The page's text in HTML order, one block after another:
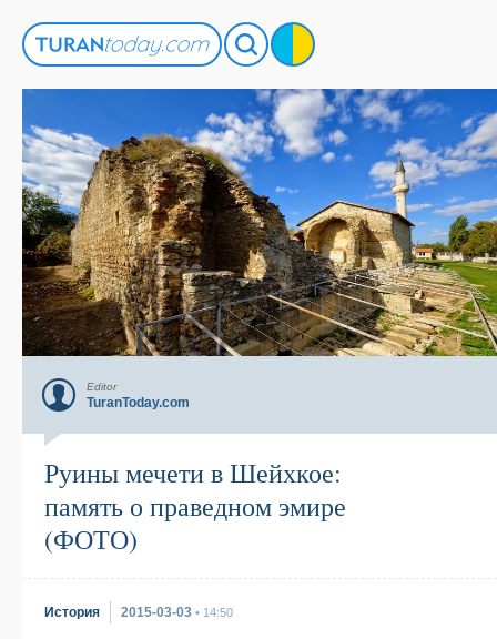
Editor
TuranToday.com
Руины мечети в Шейхкое:
память о праведном эмире
(ФОТО)
История 2015-03-03 • 14:50